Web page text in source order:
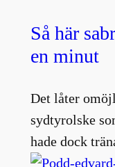
Så här
en minut
Det låter
sydtyrolske
hade dock